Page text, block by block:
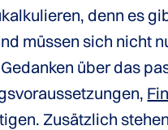
denn es
müssen sich nicht
über das
Zusätzlich